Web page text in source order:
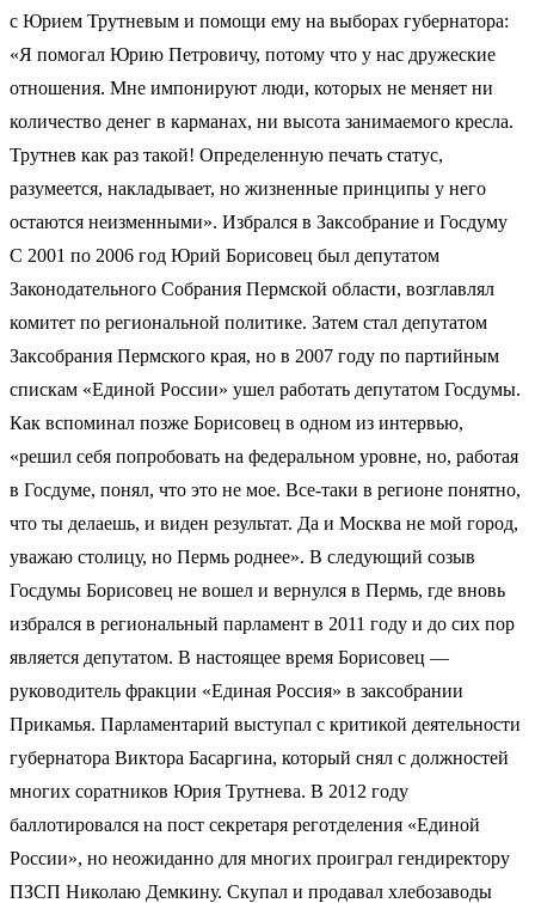
с Юрием Трутневым и помощи ему на выборах губернатора:
«Я помогал Юрию Петровичу, потому что у нас дружеские
отношения. Мне импонируют люди, которых не меняет ни
количество денег в карманах, ни высота занимаемого кресла.
Трутнев как раз такой! Определенную печать статус,
разумеется, накладывает, но жизненные принципы у него
остаются неизменными». Избрался в Заксобрание и Госдуму
С 2001 по 2006 год Юрий Борисовец был депутатом
Законодательного Собрания Пермской области, возглавлял
комитет по региональной политике. Затем стал депутатом
Заксобрания Пермского края, но в 2007 году по партийным
спискам «Единой России» ушел работать депутатом Госдумы.
Как вспоминал позже Борисовец в одном из интервью,
«решил себя попробовать на федеральном уровне, но, работая
в Госдуме, понял, что это не мое. Все-таки в регионе понятно,
что ты делаешь, и виден результат. Да и Москва не мой город,
уважаю столицу, но Пермь роднее». В следующий созыв
Госдумы Борисовец не вошел и вернулся в Пермь, где вновь
избрался в региональный парламент в 2011 году и до сих пор
является депутатом. В настоящее время Борисовец —
руководитель фракции «Единая Россия» в заксобрании
Прикамья. Парламентарий выступал с критикой деятельности
губернатора Виктора Басаргина, который снял с должностей
многих соратников Юрия Трутнева. В 2012 году
баллотировался на пост секретаря реготделения «Единой
России», но неожиданно для многих проиграл гендиректору
ПЗСП Николаю Демкину. Скупал и продавал хлебозаводы